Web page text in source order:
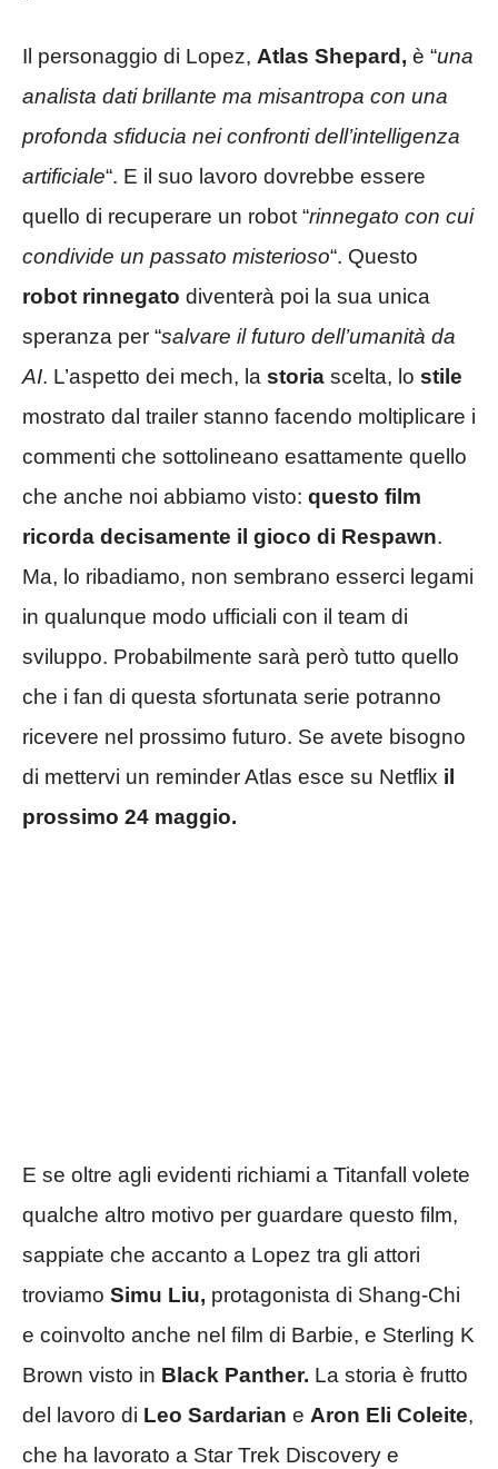
Il personaggio di Lopez, Atlas Shepard, è “una
analista dati brillante ma misantropa con una
profonda sfiducia nei confronti dell’intelligenza
artificiale“. E il suo lavoro dovrebbe essere
quello di recuperare un robot “rinnegato con cui
condivide un passato misterioso“. Questo
robot rinnegato diventerà poi la sua unica
speranza per “salvare il futuro dell’umanità da
AI. L’aspetto dei mech, la storia scelta, lo stile
mostrato dal trailer stanno facendo moltiplicare i
commenti che sottolineano esattamente quello
che anche noi abbiamo visto: questo film
ricorda decisamente il gioco di Respawn.
Ma, lo ribadiamo, non sembrano esserci legami
in qualunque modo ufficiali con il team di
sviluppo. Probabilmente sarà però tutto quello
che i fan di questa sfortunata serie potranno
ricevere nel prossimo futuro. Se avete bisogno
di mettervi un reminder Atlas esce su Netflix il
prossimo 24 maggio.
E se oltre agli evidenti richiami a Titanfall volete
qualche altro motivo per guardare questo film,
sappiate che accanto a Lopez tra gli attori
troviamo Simu Liu, protagonista di Shang-Chi
e coinvolto anche nel film di Barbie, e Sterling K
Brown visto in Black Panther. La storia è frutto
del lavoro di Leo Sardarian e Aron Eli Coleite,
che ha lavorato a Star Trek Discovery e